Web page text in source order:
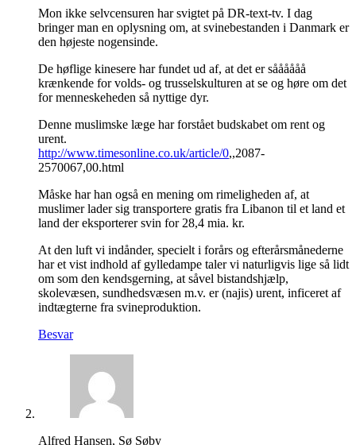
Mon ikke selvcensuren har svigtet på DR-text-tv. I dag
bringer man en oplysning om, at svinebestanden i Danmark er
den højeste nogensinde.
De høflige kinesere har fundet ud af, at det er såååååå
krænkende for volds- og trusselskulturen at se og høre om det
for menneskeheden så nyttige dyr.
Denne muslimske læge har forstået budskabet om rent og
urent.
http://www.timesonline.co.uk/article/0,,2087-
2570067,00.html
Måske har han også en mening om rimeligheden af, at
muslimer lader sig transportere gratis fra Libanon til et land et
land der eksporterer svin for 28,4 mia. kr.
At den luft vi indånder, specielt i forårs og efterårsmånederne
har et vist indhold af gylledampe taler vi naturligvis lige så lidt
om som den kendsgerning, at såvel bistandshjælp,
skolevæsen, sundhedsvæsen m.v. er (najis) urent, inficeret af
indtægterne fra svineproduktion.
Besvar
Alfred Hansen, Sø Søby